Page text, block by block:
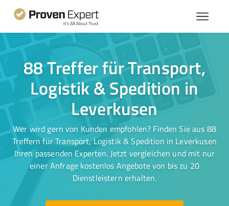
88 Treffer für Transport,
Logistik & Spedition in
Leverkusen
Wer wird gern von Kunden empfohlen? Finden Sie aus 88
Treffern für Transport, Logistik & Spedition in Leverkusen
Ihren passenden Experten. Jetzt vergleichen und mit nur
einer Anfrage kostenlos Angebote von bis zu 20
Dienstleistern erhalten.